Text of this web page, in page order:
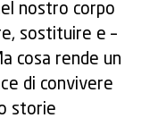
nostro corpo
sostituire e –
cosa rende un
di convivere
storie